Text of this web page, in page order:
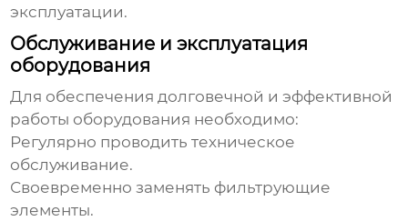
эксплуатации.
Обслуживание и эксплуатация
оборудования
Для обеспечения долговечной и эффективной
работы оборудования необходимо:
Регулярно проводить техническое
обслуживание.
Своевременно заменять фильтрующие
элементы.